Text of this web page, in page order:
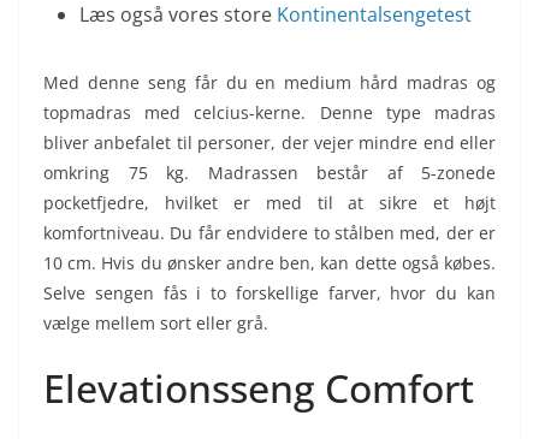
Læs også vores store Kontinentalsengetest
Med denne seng får du en medium hård madras og
topmadras med celcius-kerne. Denne type madras
bliver anbefalet til personer, der vejer mindre end eller
omkring 75 kg. Madrassen består af 5-zonede
pocketfjedre, hvilket er med til at sikre et højt
komfortniveau. Du får endvidere to stålben med, der er
10 cm. Hvis du ønsker andre ben, kan dette også købes.
Selve sengen fås i to forskellige farver, hvor du kan
vælge mellem sort eller grå.
Elevationsseng Comfort